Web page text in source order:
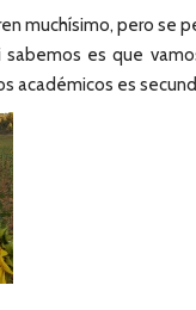
muchísimo, pero se
es que
académicos es